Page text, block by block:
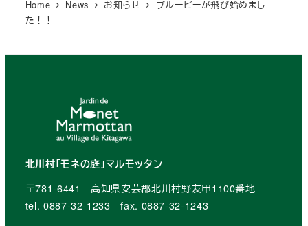
Home News お知らせ
ブルービーが飛び始めまし
た！！
北川村「モネの庭」マルモッタン
〒781-6441 高知県安芸郡北川村野友甲1100番地
tel. 0887-32-1233 fax. 0887-32-1243